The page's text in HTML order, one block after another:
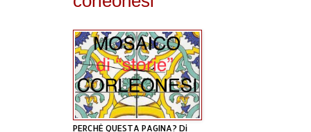
PERCHÈ QUESTA PAGINA? Di